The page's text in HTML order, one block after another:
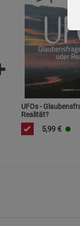
UFOs -
Realität?
5,99 €